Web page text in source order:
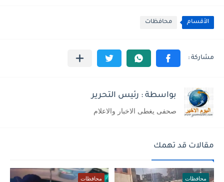
الأقسام محافظات
بواسطة : رئيس التحرير
صحفى يغطى الاخبار والاعلام
مقالات قد تهمك
محافظات محافظات